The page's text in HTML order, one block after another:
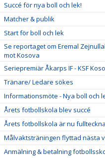
Succé för nya boll och lek!
Matcher & publik
Start för boll och lek
Se reportaget om Eremal
mot Kosova
Seriepremiär Åkarps IF - KSF
Tränare/ Ledare sökes
Informationsmöte - Nya boll och
Årets fotbollskola blev succé
Årets fotbollskola är nu
Målvaktsträningen flyttad nästa
Anmälning & betalning